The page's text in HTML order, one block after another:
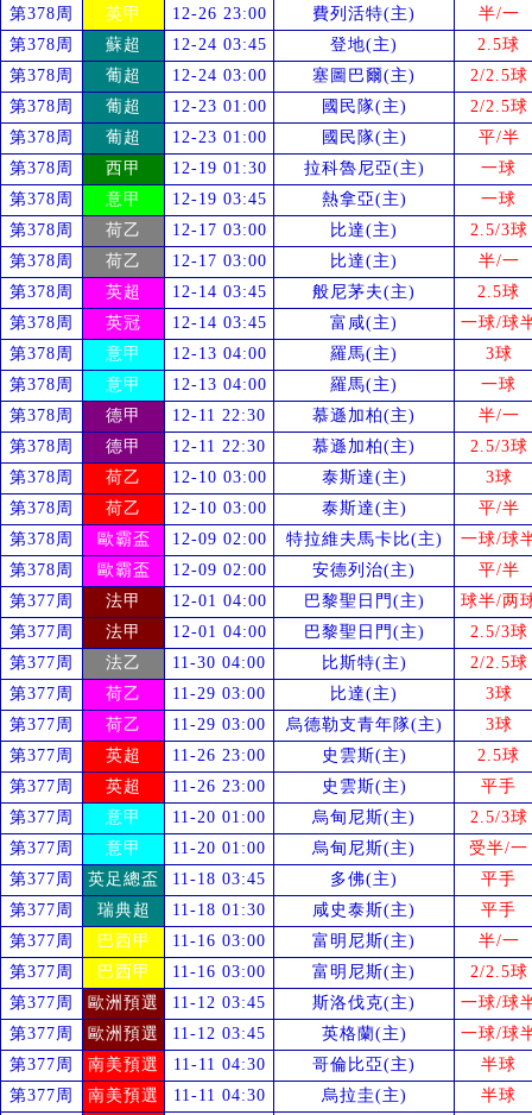
第378周
英甲 12-26 23:00 費列活特(主)
半/一
第378周
蘇超 12-24 03:45 登地(主)
2.5球
第378周
葡超 12-24 03:00 塞圖巴爾(主)
2/2.5球
第378周
葡超 12-23 01:00 國民隊(主)
2/2.5球
第378周
葡超 12-23 01:00 國民隊(主)
平/半
第378周
西甲 12-19 01:30 拉科魯尼亞(主)
一球
第378周
意甲 12-19 03:45 熱拿亞(主)
一球
第378周
荷乙 12-17 03:00 比達(主)
2.5/3球
第378周
荷乙 12-17 03:00 比達(主)
半/一
第378周
英超 12-14 03:45 般尼茅夫(主)
2.5球
第378周
英冠 12-14 03:45 富咸(主)
一球/球
第378周
意甲 12-13 04:00 羅馬(主)
3球
第378周
意甲 12-13 04:00 羅馬(主)
一球
第378周
德甲 12-11 22:30 慕遜加柏(主)
半/一
第378周
德甲 12-11 22:30 慕遜加柏(主)
2.5/3球
第378周
荷乙 12-10 03:00 泰斯達(主)
3球
第378周
荷乙 12-10 03:00 泰斯達(主)
平/半
第378周
歐霸盃 12-09 02:00 特拉維夫馬卡比(主)
一球/球
第378周
歐霸盃 12-09 02:00 安德列治(主)
平/半
第377周
法甲 12-01 04:00 巴黎聖日門(主)
球半/两
第377周
法甲 12-01 04:00 巴黎聖日門(主)
2.5/3球
第377周
法乙 11-30 04:00 比斯特(主)
2/2.5球
第377周
荷乙 11-29 03:00 比達(主)
3球
第377周
荷乙 11-29 03:00 烏德勒支青年隊(主)
3球
第377周
英超 11-26 23:00 史雲斯(主)
2.5球
第377周
英超 11-26 23:00 史雲斯(主)
平手
第377周
意甲 11-20 01:00 烏甸尼斯(主)
2.5/3球
第377周
意甲 11-20 01:00 烏甸尼斯(主) 受半/一
第377周
英足總盃 11-18 03:45 多佛(主)
平手
第377周
瑞典超 11-18 01:30 咸史泰斯(主)
平手
第377周
巴西甲 11-16 03:00 富明尼斯(主)
半/一
第377周
巴西甲 11-16 03:00 富明尼斯(主)
2/2.5球
第377周
歐洲預選 11-12 03:45 斯洛伐克(主)
一球/球
第377周
歐洲預選 11-12 03:45 英格蘭(主)
一球/球
第377周
南美預選 11-11 04:30 哥倫比亞(主)
半球
第377周
南美預選 11-11 04:30 烏拉圭(主)
半球